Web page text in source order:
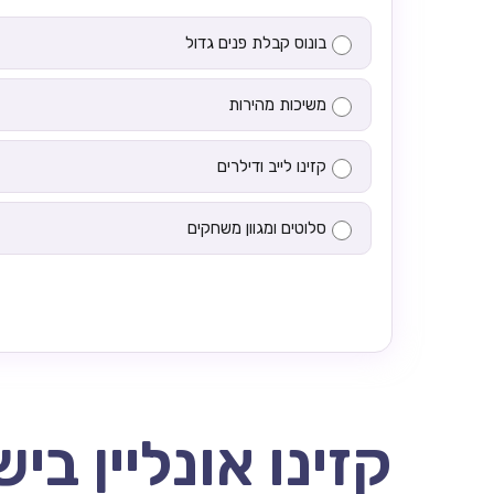
בונוס קבלת פנים גדול
משיכות מהירות
קזינו לייב ודילרים
סלוטים ומגוון משחקים
קזינו אונליין